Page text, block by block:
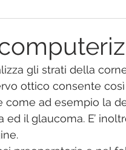
gli strati della
ottico consente
ad esempio la
il glaucoma. E’